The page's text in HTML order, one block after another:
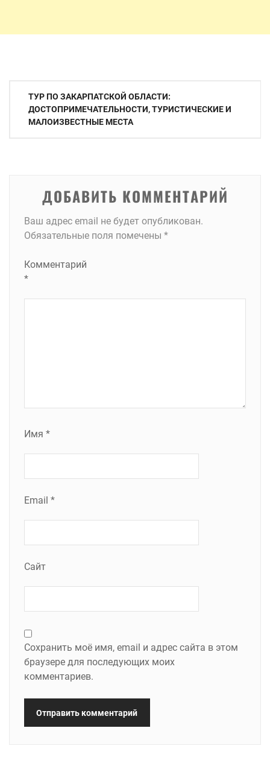
Навигация
ТУР ПО ЗАКАРПАТСКОЙ ОБЛАСТИ:
ДОСТОПРИМЕЧАТЕЛЬНОСТИ, ТУРИСТИЧЕСКИЕ И
МАЛОИЗВЕСТНЫЕ МЕСТА
ДОБАВИТЬ КОММЕНТАРИЙ
Ваш адрес email не будет опубликован.
Обязательные поля помечены *
Комментарий
*
Имя *
Email *
Сайт
Сохранить моё имя, email и адрес сайта в этом
браузере для последующих моих
комментариев.